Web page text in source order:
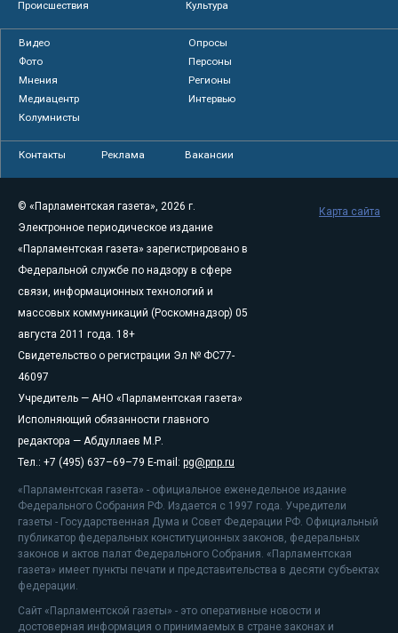
Происшествия
Культура
Видео
Опросы
Фото
Персоны
Мнения
Регионы
Медиацентр
Интервью
Колумнисты
Контакты Реклама Вакансии
© «Парламентская газета», 2026 г.
Электронное периодическое издание
«Парламентская газета» зарегистрировано в
Федеральной службе по надзору в сфере
связи, информационных технологий и
массовых коммуникаций (Роскомнадзор) 05
августа 2011 года. 18+
Свидетельство о регистрации Эл № ФС77-
46097
Учредитель — АНО «Парламентская газета»
Исполняющий обязанности главного
редактора — Абдуллаев М.Р.
Тел.: +7 (495) 637–69–79 E-mail: pg@pnp.ru
«Парламентская газета» - официальное еженедельное издание
Федерального Собрания РФ. Издается с 1997 года. Учредители
газеты - Государственная Дума и Совет Федерации РФ. Официальный
публикатор федеральных конституционных законов, федеральных
законов и актов палат Федерального Собрания. «Парламентская
газета» имеет пункты печати и представительства в десяти субъектах
федерации.
Сайт «Парламентской газеты» - это оперативные новости и
достоверная информация о принимаемых в стране законах и
Карта сайта